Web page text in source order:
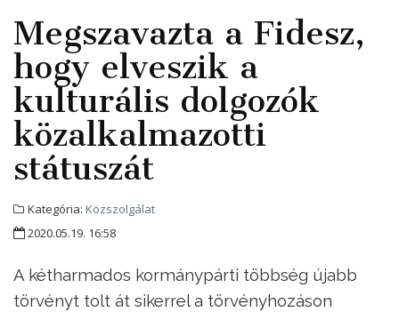
Megszavazta a Fidesz,
hogy elveszik a
kulturális dolgozók
közalkalmazotti
státuszát
Kategória: Közszolgálat
2020.05.19. 16:58
A kétharmados kormánypárti többség újabb
törvényt tolt át sikerrel a törvényhozáson